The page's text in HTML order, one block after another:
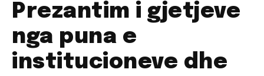
Prezantim i gjetjeve
nga puna e
institucioneve dhe